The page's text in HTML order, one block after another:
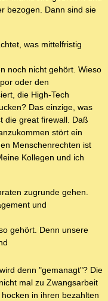
bezogen. Dann sind sie
was mittelfristig
noch nicht gehört. Wieso
oder den
die High-Tech
Das einzige, was
die great firewall. Daß
stört ein
Menschenrechten ist
Kollegen und ich
zugrunde gehen.
und
gehört. Denn unsere
denn "gemanagt"? Die
mal zu Zwangsarbeit
in ihren bezahlten